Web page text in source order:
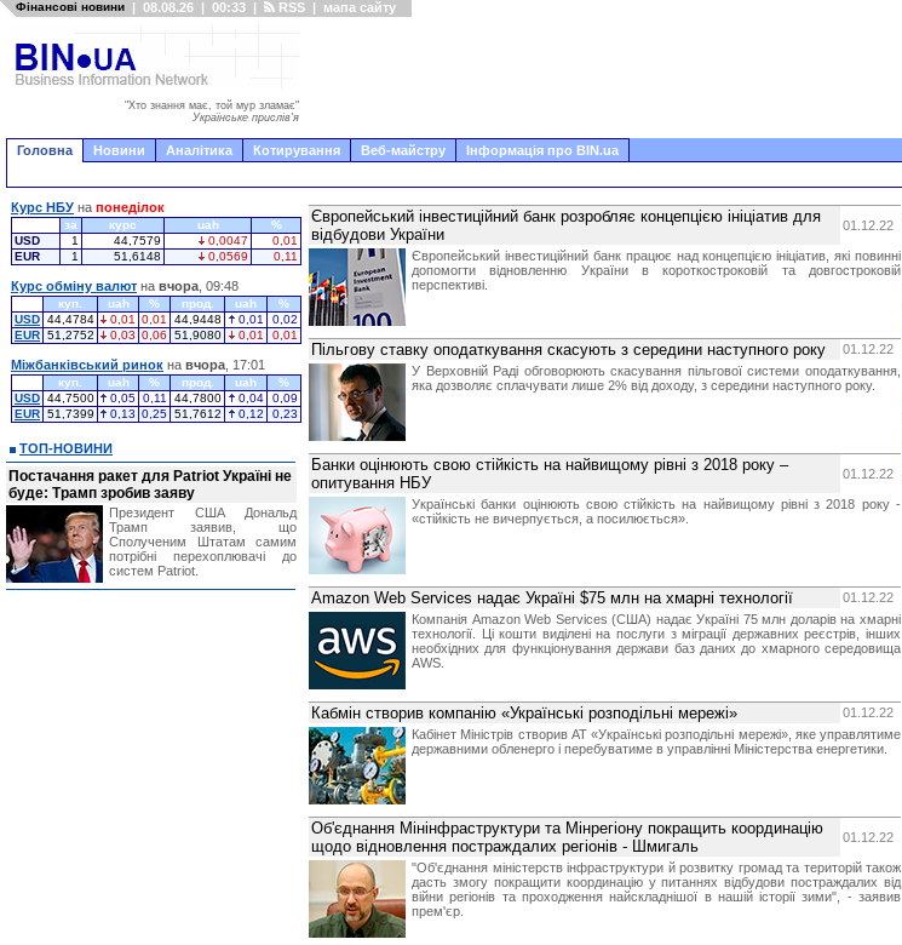
Фінансові новини | 08.08.26 | 00:33 | RSS | мапа сайту
"Хто знання має, той мур зламає"
Українське прислів'я
Головна Новини Аналітика Котирування Веб-майстру Інформація про BIN.ua
Європейський інвестиційний банк розробляє концепцією ініціатив для
відбудови України
01.12.22
Європейський інвестиційний банк працює над концепцією ініціатив, які повинні
допомогти відновленню України в короткостроковій та довгостроковій
перспективі.
Пільгову ставку оподаткування скасують з середини наступного року
01.12.22
У Верховній Раді обговорюють скасування пільгової системи оподаткування,
яка дозволяє сплачувати лише 2% від доходу, з середини наступного року.
Банки оцінюють свою стійкість на найвищому рівні з 2018 року –
опитування НБУ
01.12.22
Українські банки оцінюють свою стійкість на найвищому рівні з 2018 року -
«стійкість не вичерпується, а посилюється».
Amazon Web Services надає Україні $75 млн на хмарні технології
01.12.22
Компанія Amazon Web Services (США) надає Україні 75 млн доларів на хмарні
технології. Ці кошти виділені на послуги з міграції державних реєстрів, інших
необхідних для функціонування держави баз даних до хмарного середовища
AWS.
Кабмін створив компанію «Українські розподільні мережі»
01.12.22
Кабінет Міністрів створив АТ «Українські розподільні мережі», яке управлятиме
державними обленерго і перебуватиме в управлінні Міністерства енергетики.
Об'єднання Мінінфраструктури та Мінрегіону покращить координацію
щодо відновлення постраждалих регіонів - Шмигаль
01.12.22
"Об'єднання міністерств інфраструктури й розвитку громад та територій також
дасть змогу покращити координацію у питаннях відбудови постраждалих від
війни регіонів та проходження найскладнішої в нашій історії зими", - заявив
прем'єр.
Курс НБУ на понеділок
за курс uah
%
USD
1 44,7579 0,0047
0,01
EUR
1 51,6148 0,0569 0,11
Курс обміну валют на вчора , 09:48
куп. uah % прод. uah
%
USD 44,4784 0,01 0,01 44,9448 0,01
0,02
EUR 51,2752 0,03 0,06 51,9080 0,01 0,01
Міжбанківський ринок на вчора , 17:01
куп. uah % прод. uah
%
USD 44,7500 0,05 0,11 44,7800 0,04
0,09
EUR 51,7399 0,13 0,25 51,7612 0,12 0,23
ТОП-НОВИНИ
Постачання ракет для Patriot Україні не
буде: Трамп зробив заяву
Президент США Дональд
Трамп заявив, що
Сполученим Штатам самим
потрібні перехоплювачі до
систем Patriot.